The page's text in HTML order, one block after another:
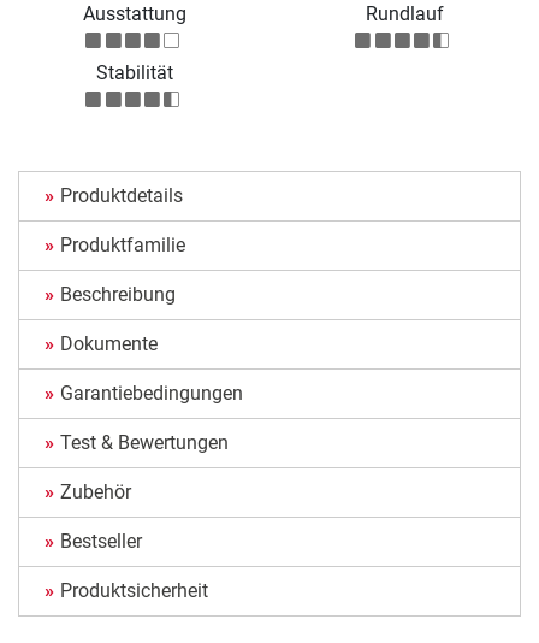
Ausstattung
Rundlauf
Stabilität
Produktdetails
Produktfamilie
Beschreibung
Dokumente
Garantiebedingungen
Test & Bewertungen
Zubehör
Bestseller
Produktsicherheit